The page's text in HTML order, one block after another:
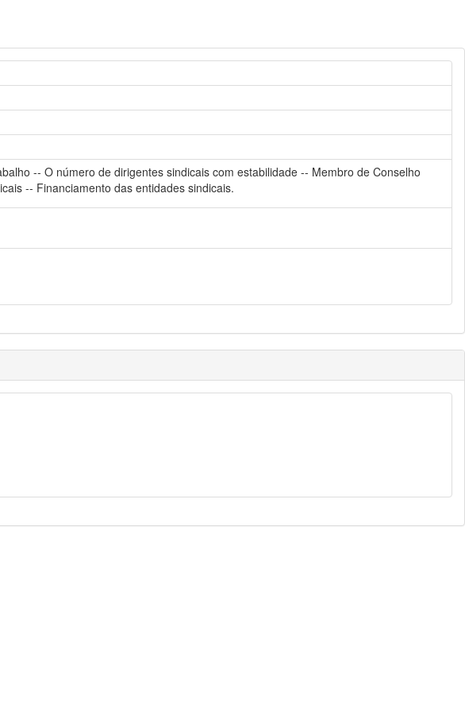
-- O número de dirigentes sindicais com estabilidade -- Membro de Conselho
-- Financiamento das entidades sindicais.